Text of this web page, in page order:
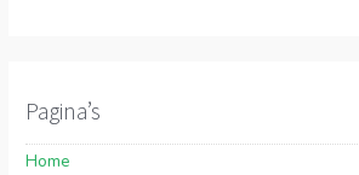
Pagina’s
Home